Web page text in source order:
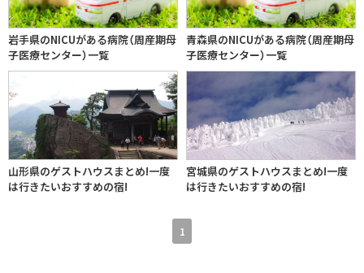
岩手県のNICUがある病院（周産期母
子医療センター）一覧
青森県のNICUがある病院（周産期母
子医療センター）一覧
山形県のゲストハウスまとめ!一度
は行きたいおすすめの宿!
宮城県のゲストハウスまとめ!一度
は行きたいおすすめの宿!
1